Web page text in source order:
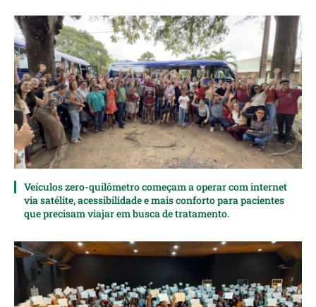
Veículos zero-quilômetro começam a operar com internet
via satélite, acessibilidade e mais conforto para pacientes
que precisam viajar em busca de tratamento.